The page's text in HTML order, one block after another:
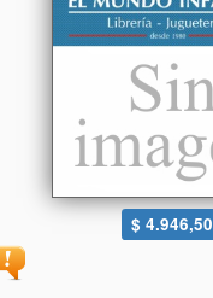
$ 4.946,50